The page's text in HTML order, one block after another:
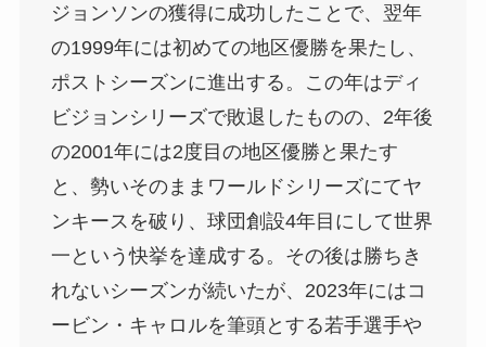
ジョンソンの獲得に成功したことで、翌年
の1999年には初めての地区優勝を果たし、
ポストシーズンに進出する。この年はディ
ビジョンシリーズで敗退したものの、2年後
の2001年には2度目の地区優勝と果たす
と、勢いそのままワールドシリーズにてヤ
ンキースを破り、球団創設4年目にして世界
一という快挙を達成する。その後は勝ちき
れないシーズンが続いたが、2023年にはコ
ービン・キャロルを筆頭とする若手選手や